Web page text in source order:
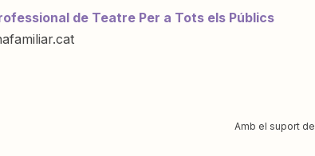
de Teatre Per a Tots els Públics
Amb el suport de